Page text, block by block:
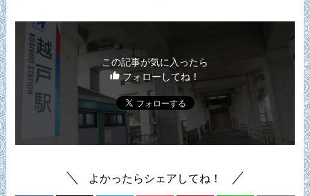
この記事が気に入ったら
フォローしてね！
よかったらシェアしてね！